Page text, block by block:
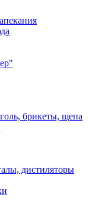
брикеты, щепа
дистиляторы